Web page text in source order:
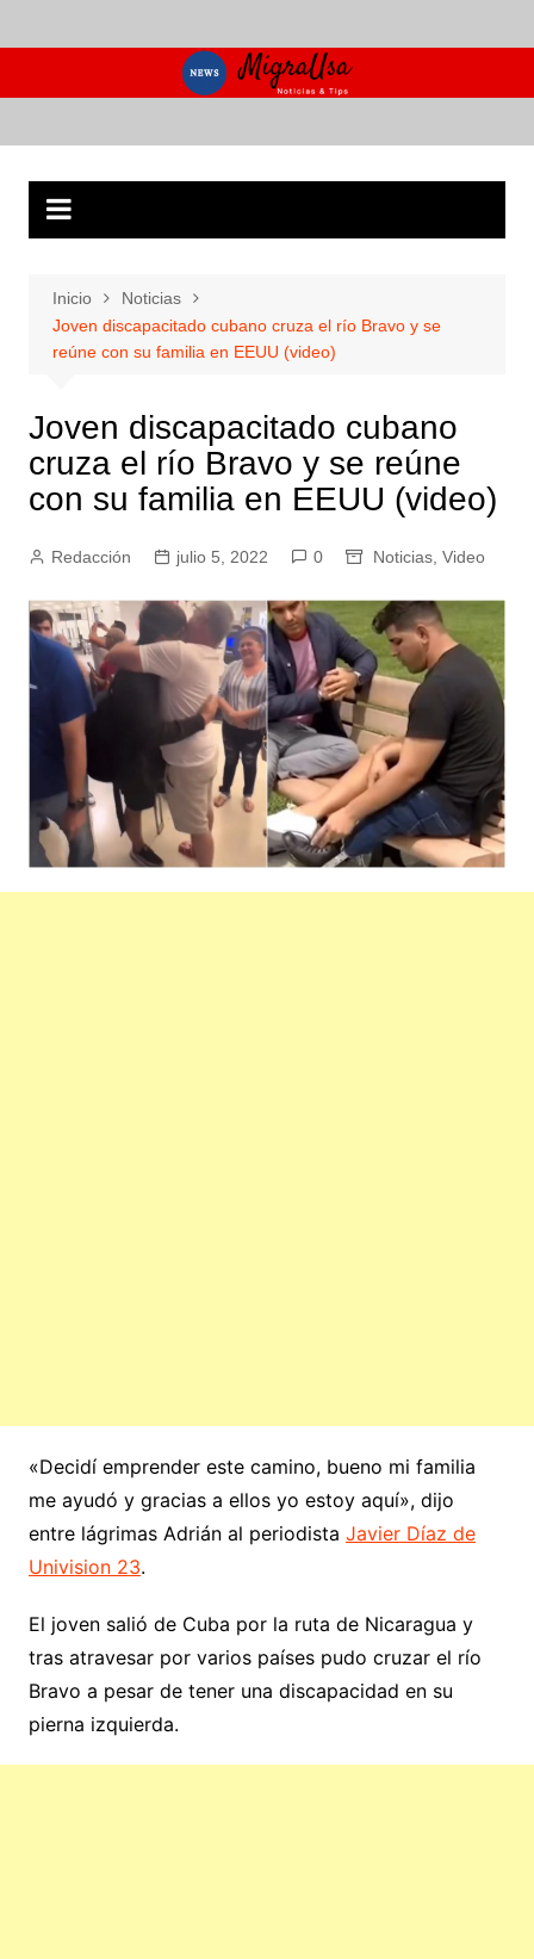
al
Inicio
Noticias
Joven discapacitado cubano cruza el río Bravo y se
reúne con su familia en EEUU (video)
Joven discapacitado cubano
cruza el río Bravo y se reúne
con su familia en EEUU (video)
Redacción julio 5, 2022 0 Noticias, Video
«Decidí emprender este camino, bueno mi familia
me ayudó y gracias a ellos yo estoy aquí», dijo
entre lágrimas Adrián al periodista Javier Díaz de
Univision 23.
El joven salió de Cuba por la ruta de Nicaragua y
tras atravesar por varios países pudo cruzar el río
Bravo a pesar de tener una discapacidad en su
pierna izquierda.